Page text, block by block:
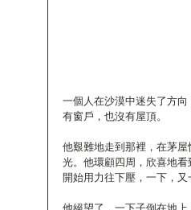
一個人在沙漠中迷失了方
有窗戶，也沒有屋頂。
他艱難地走到那裡，在茅
光。他環顧四周，欣喜地
開始用力往下壓，一下，又